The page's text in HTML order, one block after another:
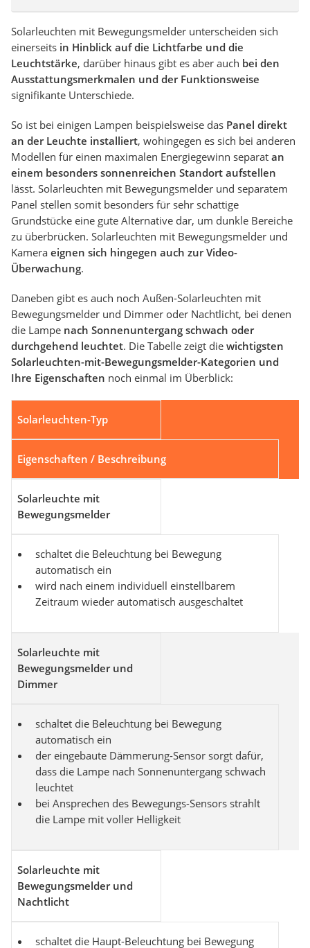
Solarleuchten mit Bewegungsmelder unterscheiden sich
einerseits in Hinblick auf die Lichtfarbe und die
Leuchtstärke, darüber hinaus gibt es aber auch bei den
Ausstattungsmerkmalen und der Funktionsweise
signifikante Unterschiede.
So ist bei einigen Lampen beispielsweise das Panel direkt
an der Leuchte installiert, wohingegen es sich bei anderen
Modellen für einen maximalen Energiegewinn separat an
einem besonders sonnenreichen Standort aufstellen
lässt. Solarleuchten mit Bewegungsmelder und separatem
Panel stellen somit besonders für sehr schattige
Grundstücke eine gute Alternative dar, um dunkle Bereiche
zu überbrücken. Solarleuchten mit Bewegungsmelder und
Kamera eignen sich hingegen auch zur Video-
Überwachung.
Daneben gibt es auch noch Außen-Solarleuchten mit
Bewegungsmelder und Dimmer oder Nachtlicht, bei denen
die Lampe nach Sonnenuntergang schwach oder
durchgehend leuchtet. Die Tabelle zeigt die wichtigsten
Solarleuchten-mit-Bewegungsmelder-Kategorien und
Ihre Eigenschaften noch einmal im Überblick:
Solarleuchten-Typ
Eigenschaften / Beschreibung
Solarleuchte mit
Bewegungsmelder
schaltet die Beleuchtung bei Bewegung
automatisch ein
wird nach einem individuell einstellbarem
Zeitraum wieder automatisch ausgeschaltet
Solarleuchte mit
Bewegungsmelder und
Dimmer
schaltet die Beleuchtung bei Bewegung
automatisch ein
der eingebaute Dämmerung-Sensor sorgt dafür,
dass die Lampe nach Sonnenuntergang schwach
leuchtet
bei Ansprechen des Bewegungs-Sensors strahlt
die Lampe mit voller Helligkeit
Solarleuchte mit
Bewegungsmelder und
Nachtlicht
schaltet die Haupt-Beleuchtung bei Bewegung